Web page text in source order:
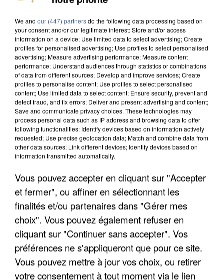
DE SOLIDARITÉ AVEC LES...
APRÈS TOUTES CES CANICULES, LES REFUGES
DE FAUNE SAUVAGE SONT...
We and our (447) partnersdo the following data processing based on
your consent and/or our legitimate interest: Store and/or access
information on a device; Use limited data to select advertising; Create
profiles for personalised advertising; Use profiles to select personalised
advertising; Measure advertising performance; Measure content
performance; Understand audiences through statistics or combinations
of data from different sources; Develop and improve services; Create
profiles to personalise content; Use profiles to select personalised
content; Use limited data to select content; Ensure security, prevent and
detect fraud, and fix errors; Deliver and present advertising and content;
Save and communicate privacy choices. These technologies may
process personal data such as IP address and browsing data to offer
following functionalities: Identify devices based on information actively
requested; Use precise geolocation data; Match and combine data from
other data sources; Link different devices; Identify devices based on
information transmitted automatically.
Vous pouvez accepter en cliquant sur "Accepter
et fermer", ou affiner en sélectionnant les
finalités et/ou partenaires dans "Gérer mes
choix". Vous pouvez également refuser en
cliquant sur "Continuer sans accepter". Vos
préférences ne s'appliqueront que pour ce site.
Vous pouvez mettre à jour vos choix, ou retirer
votre consentement à tout moment via le lien